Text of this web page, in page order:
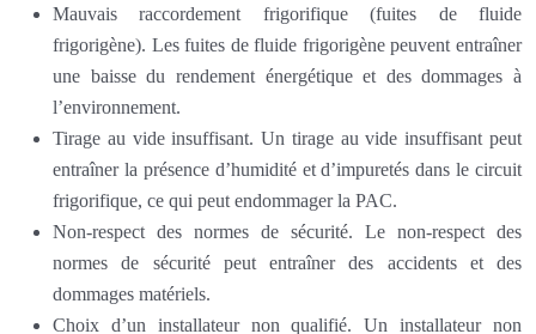
Mauvais raccordement frigorifique (fuites de fluide
frigorigène). Les fuites de fluide frigorigène peuvent entraîner
une baisse du rendement énergétique et des dommages à
l’environnement.
Tirage au vide insuffisant. Un tirage au vide insuffisant peut
entraîner la présence d’humidité et d’impuretés dans le circuit
frigorifique, ce qui peut endommager la PAC.
Non-respect des normes de sécurité. Le non-respect des
normes de sécurité peut entraîner des accidents et des
dommages matériels.
Choix d’un installateur non qualifié. Un installateur non